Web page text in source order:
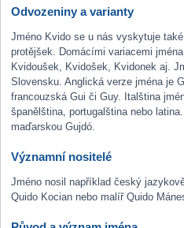
Odvozeniny a varianty
Jméno Kvido se u nás vyskytuje
protějšek. Domácími variacemi
Kvidoušek, Kvidošek, Kvidonek aj.
Slovensku. Anglická verze jména je
francouzská Gui či Guy. Italština
španělština, portugalština nebo
maďarskou Gujdó.
Významní nositelé
Jméno nosil například český
Quido Kocian nebo malíř Quido